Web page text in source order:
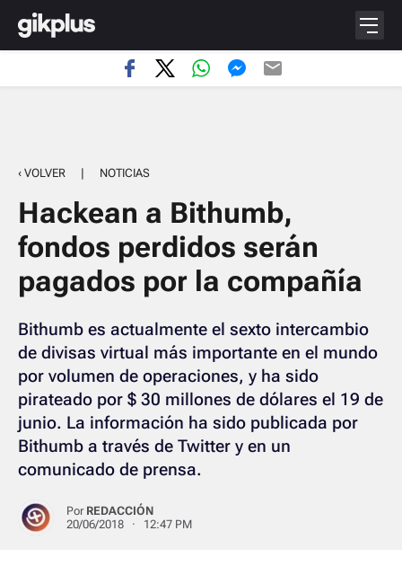
‹ VOLVER | NOTICIAS
Hackean a Bithumb,
fondos perdidos serán
pagados por la compañía
Bithumb es actualmente el sexto intercambio
de divisas virtual más importante en el mundo
por volumen de operaciones, y ha sido
pirateado por $ 30 millones de dólares el 19 de
junio. La información ha sido publicada por
Bithumb a través de Twitter y en un
comunicado de prensa.
Por REDACCIÓN
20/06/2018 · 12:47 PM